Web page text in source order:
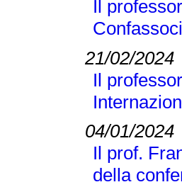
Il
21/02/2024
Il
04/01/2024
Il prof.
della